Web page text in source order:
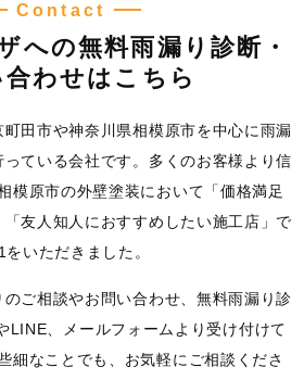
Contact
への無料雨漏り診断・
わせはこちら
田市や神奈川県相模原市を中心に雨漏
ている会社です。多くのお客様より信
模原市の外壁塗装において「価格満足
友人知人におすすめしたい施工店」で
をいただきました。
ご相談やお問い合わせ、無料雨漏り診
LINE、メールフォームより受け付けて
細なことでも、お気軽にご相談くださ